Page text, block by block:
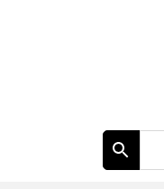
חיפוש